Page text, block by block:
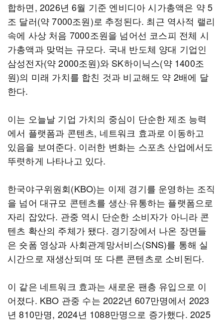
합하면, 2026년 6월 기준 엔비디아 시가총액은 약 5
조 달러(약 7000조원)로 추정된다. 최근 역사적 랠리
속에 사상 처음 7000조원을 넘어선 코스피 전체 시
가총액과 맞먹는 규모다. 국내 반도체 양대 기업인
삼성전자(약 2000조원)와 SK하이닉스(약 1400조
원)의 미래 가치를 합친 것과 비교해도 약 2배에 달
한다.
이는 오늘날 기업 가치의 중심이 단순한 제조 능력
에서 플랫폼과 콘텐츠, 네트워크 효과로 이동하고
있음을 보여준다. 이러한 변화는 스포츠 산업에서도
뚜렷하게 나타나고 있다.
한국야구위원회(KBO)는 이제 경기를 운영하는 조직
을 넘어 대규모 콘텐츠를 생산·유통하는 플랫폼으로
자리 잡았다. 관중 역시 단순한 소비자가 아니라 콘
텐츠 확산의 주체가 됐다. 경기장에서 나온 장면들
은 숏폼 영상과 사회관계망서비스(SNS)를 통해 실
시간으로 재생산되며 또 다른 콘텐츠로 소비된다.
이 같은 네트워크 효과는 새로운 팬층 유입으로 이
어졌다. KBO 관중 수는 2022년 607만명에서 2023
년 810만명, 2024년 1088만명으로 증가했다. 2025